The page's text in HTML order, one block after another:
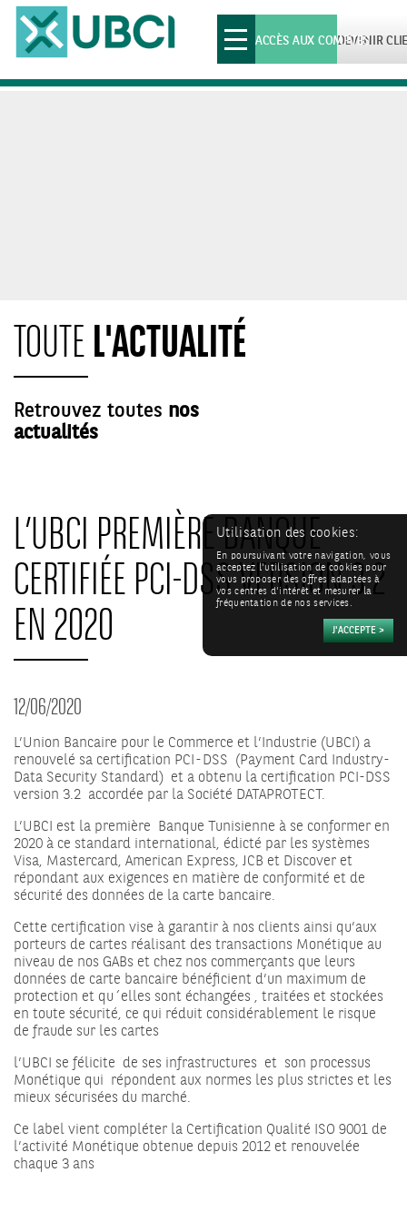
Toggle
navigationDEVENIR
ACCÈS AUX COMPTES
TOUTEL'ACTUALITÉ
Retrouvez toutes nos
actualités
L’UBCI PREMIÈRE BANQUE
CERTIFIÉE PCI-DSS VERSION 3.2
EN 2020
12/06/2020
L’Union Bancaire pour le Commerce et l’Industrie (UBCI) a
renouvelé sa certification PCI - DSS (Payment Card Industry-
Data Security Standard) et a obtenu la certification PCI-DSS
version 3.2 accordée par la Société DATAPROTECT.
L’UBCI est la première Banque Tunisienne à se conformer en
2020 à ce standard international, édicté par les systèmes
Visa, Mastercard, American Express, JCB et Discover et
répondant aux exigences en matière de conformité et de
sécurité des données de la carte bancaire.
Cette certification vise à garantir à nos clients ainsi qu’aux
porteurs de cartes réalisant des transactions Monétique au
niveau de nos GABs et chez nos commerçants que leurs
données de carte bancaire bénéficient d’un maximum de
protection et qu´elles sont échangées , traitées et stockées
en toute sécurité, ce qui réduit considérablement le risque
de fraude sur les cartes
l’UBCI se félicite de ses infrastructures et son processus
Monétique qui répondent aux normes les plus strictes et les
mieux sécurisées du marché.
Ce label vient compléter la Certification Qualité ISO 9001 de
l’activité Monétique obtenue depuis 2012 et renouvelée
chaque 3 ans
Utilisation des cookies:
En poursuivant votre navigation, vous
acceptez l'utilisation de cookies pour
vous proposer des offres adaptées à
vos centres d'intérêt et mesurer la
fréquentation de nos services.